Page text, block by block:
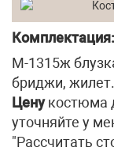
Комплектация:
М-1315ж
бриджи, жилет.
Ценукостюма
уточняйте у
"Рассчитать